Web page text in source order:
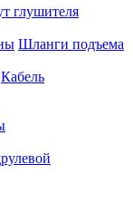
глушителя
Шланги подъема
Кабель